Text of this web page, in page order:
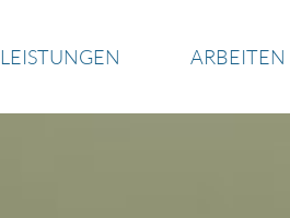
LEISTUNGEN ARBEITEN